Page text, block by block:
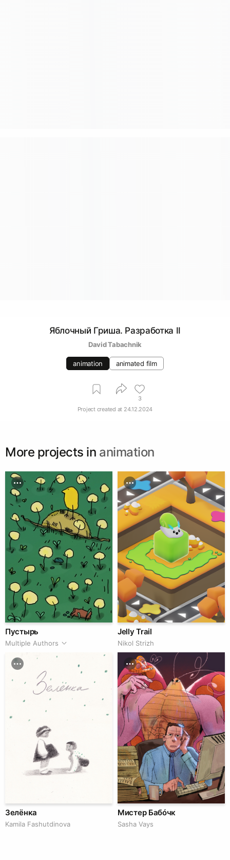
Яблочный Гриша. Разработка II
David Tabachnik
animation animated film
3
Project created at 24.12.2024
More projects in animation
Пустырь
Multiple Authors
Jelly Trail
Nikol Strizh
Зелёнка
Kamila Fashutdinova
Мистер Бабóчк
Sasha Vays